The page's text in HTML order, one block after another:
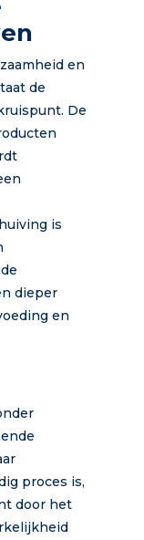
en
de
De
is
dieper
en
proces is,
door het